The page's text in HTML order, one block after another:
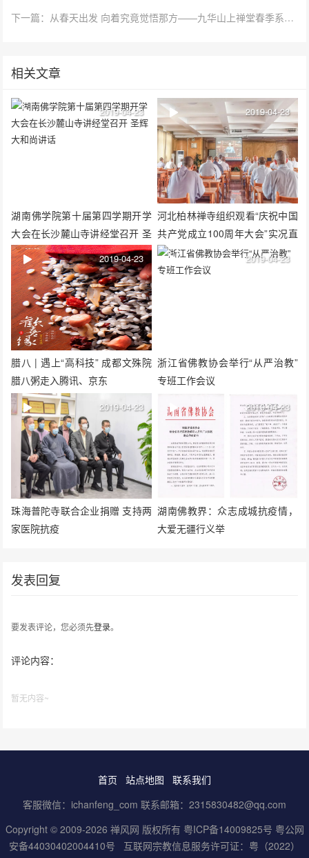
下一篇：从春天出发 向着究竟觉悟那方——九华山上禅堂春季系列学修活动圆满
相关文章
湖南佛学院第十届第四学期开学
大会在长沙麓山寺讲经堂召开 圣
辉大和尚讲话
2019-04-23
河北柏林禅寺组织观看“庆祝中国
共产党成立100周年大会”实况直
播
2019-04-23
腊八 | 遇上“高科技” 成都文殊院
腊八粥走入腾讯、京东
2019-04-23
浙江省佛教协会举行“从严治教”
专班工作会议
2019-04-23
珠海普陀寺联合企业捐赠 支持两
家医院抗疫
2019-04-23
湖南佛教界：众志成城抗疫情，
大爱无疆行义举
2019-04-23
发表回复
要发表评论，您必须先登录。
评论内容：
暂无内容~
首页 站点地图
联系我们
客服微信：ichanfeng_com 联系邮箱：2315830482@qq.com
Copyright © 2009-2026 禅风网 版权所有 粤ICP备14009825号 粤公网
安备44030402004410号
互联网宗教信息服务许可证：粤（2022）